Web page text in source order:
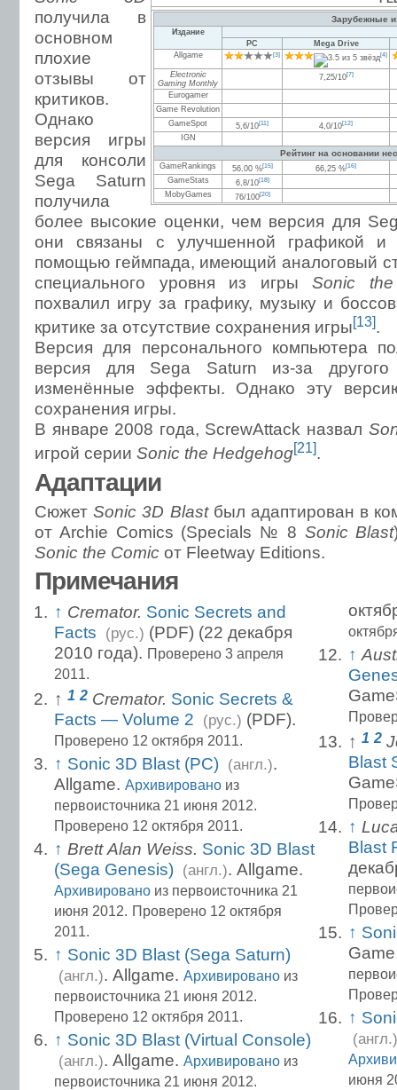
Зарубежные
Издание
PC
Mega Drive
Allgame
[3] [4]
Electronic
Gaming Monthly
7,25/10[7]
Eurogamer
Game Revolution
GameSpot
5,6/10[11] 4,0/10[12]
IGN
Рейтинг на основании
GameRankings 56,00 %[15] 66,25 %[16]
GameStats 6,8/10[18]
MobyGames 76/100[20]
получила в
основном
плохие
отзывы от
критиков.
Однако
версия игры
для консоли
Sega Saturn
получила
более высокие оценки, чем версия для
они связаны с улучшенной графикой и
помощью геймпада, имеющий аналоговый
специального уровня из игры Sonic
похвалил игру за графику, музыку и
критике за отсутствие сохранения игры[13].
Версия для персонального компьютера
версия для Sega Saturn из-за
изменённые эффекты. Однако эту
сохранения игры.
В январе 2008 года, ScrewAttack назвал
игрой серии Sonic the Hedgehog[21].
Адаптации
СюжетSonic 3D Blastбыл адаптирован в
от Archie Comics (Specials № 8 Sonic Blast
Sonic the Comic от Fleetway Editions.
Примечания
↑ Сremator. Sonic Secrets and
Facts
(рус.) (PDF) (22 декабря
2010 года). Проверено 3 апреля
2011.
↑ 1 2 Сremator. Sonic Secrets &
Facts — Volume 2
(рус.) (PDF).
Проверено 12 октября 2011.
↑ Sonic 3D Blast (PC) (англ.).
Allgame. Архивировано из
первоисточника 21 июня 2012.
Проверено 12 октября 2011.
↑ Brett Alan Weiss. Sonic 3D Blast
(Sega Genesis) (англ.) . Allgame.
Архивировано из первоисточника 21
июня 2012. Проверено 12 октября
2011.
↑ Sonic 3D Blast (Sega Saturn)
(англ.) . Allgame. Архивировано из
первоисточника 21 июня 2012.
Проверено 12 октября 2011.
↑ Sonic 3D Blast (Virtual Console)
(англ.) . Allgame. Архивировано из
первоисточника 21 июня 2012.
↑
↑ 1 2
Blast
↑
Blast
↑
↑
(англ.)
июня